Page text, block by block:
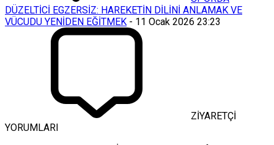
DÜZELTİCİ EGZERSİZ: HAREKETİN DİLİNİ ANLAMAK VE
VÜCUDU YENİDEN EĞİTMEK - 11 Ocak 2026 23:23
ZİYARETÇİ
YORUMLARI